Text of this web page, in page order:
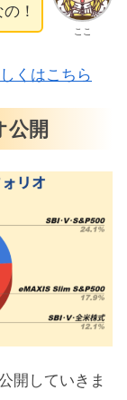
ここ
！
くはこちら
公開
開していきま